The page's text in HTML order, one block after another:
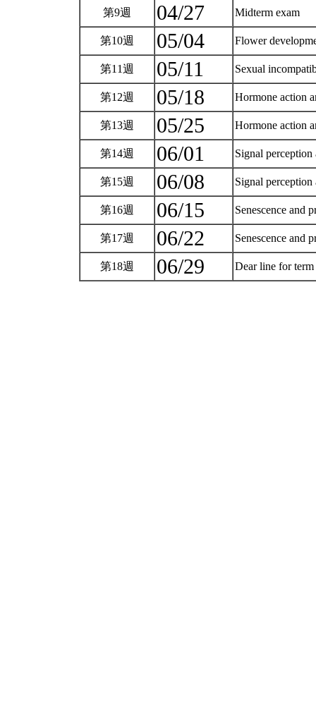
第9週 04/27 Midterm exam
第10週 05/04 Flower
第11週 05/11 Sexual
第12週 05/18 Hormone action
第13週 05/25 Hormone action
第14週 06/01 Signal
第15週 06/08 Signal
第16週 06/15 Senescence and
第17週 06/22 Senescence and
第18週 06/29 Dear line for